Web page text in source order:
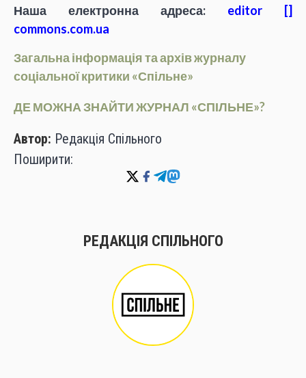
Наша електронна адреса: editor []
commons.com.ua
Загальна інформація та архів журналу
соціальної критики «Спільне»
ДЕ МОЖНА ЗНАЙТИ ЖУРНАЛ «СПІЛЬНЕ»?
Автор: Редакція Спільного
Поширити:
РЕДАКЦІЯ СПІЛЬНОГО